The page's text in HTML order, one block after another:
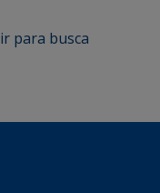
ir para busca